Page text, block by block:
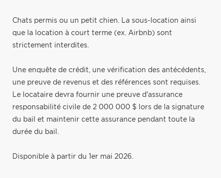
Chats permis ou un petit chien. La sous-location ainsi
que la location à court terme (ex. Airbnb) sont
strictement interdites.
Une enquête de crédit, une vérification des antécédents,
une preuve de revenus et des références sont requises.
Le locataire devra fournir une preuve d'assurance
responsabilité civile de 2 000 000 $ lors de la signature
du bail et maintenir cette assurance pendant toute la
durée du bail.
Disponible à partir du 1er mai 2026.